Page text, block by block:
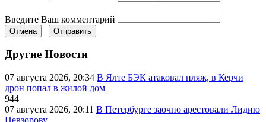
Введите Ваш комментарий
Отмена Отправить
Другие Новости
07 августа 2026, 20:34 В Ялте БЭК атаковал пляж, в Керчи
дрон попал в жилой дом
944
07 августа 2026, 20:11 В Петербурге заочно арестовали Лидию
Невзорову